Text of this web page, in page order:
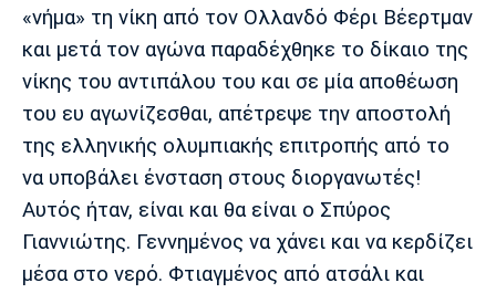
«νήμα» τη νίκη από τον Ολλανδό Φέρι Βέερτμαν
και μετά τον αγώνα παραδέχθηκε το δίκαιο της
νίκης του αντιπάλου του και σε μία αποθέωση
του ευ αγωνίζεσθαι, απέτρεψε την αποστολή
της ελληνικής ολυμπιακής επιτροπής από το
να υποβάλει ένσταση στους διοργανωτές!
Αυτός ήταν, είναι και θα είναι ο Σπύρος
Γιαννιώτης. Γεννημένος να χάνει και να κερδίζει
μέσα στο νερό. Φτιαγμένος από ατσάλι και